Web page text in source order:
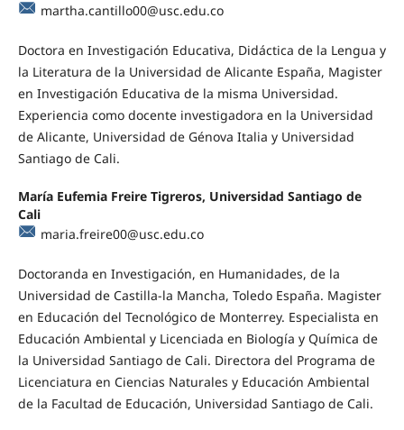
martha.cantillo00@usc.edu.co
Doctora en Investigación Educativa, Didáctica de la Lengua y
la Literatura de la Universidad de Alicante España, Magister
en Investigación Educativa de la misma Universidad.
Experiencia como docente investigadora en la Universidad
de Alicante, Universidad de Génova Italia y Universidad
Santiago de Cali.
María Eufemia Freire Tigreros, Universidad Santiago de
Cali
maria.freire00@usc.edu.co
Doctoranda en Investigación, en Humanidades, de la
Universidad de Castilla-la Mancha, Toledo España. Magister
en Educación del Tecnológico de Monterrey. Especialista en
Educación Ambiental y Licenciada en Biología y Química de
la Universidad Santiago de Cali. Directora del Programa de
Licenciatura en Ciencias Naturales y Educación Ambiental
de la Facultad de Educación, Universidad Santiago de Cali.